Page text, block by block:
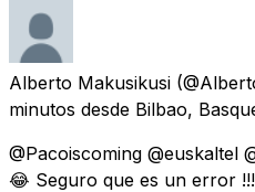
Alberto Makusikusi
minutos desde Bilbao,
@Pacoiscoming @euskaltel
😂 Seguro que es un error